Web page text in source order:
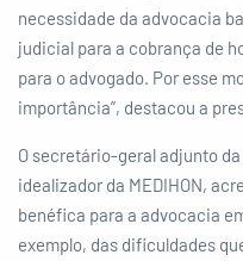
necessidade da advocacia
judicial para a cobrança de
para o advogado. Por esse
importância”, destacou a
O secretário-geral adjunto
idealizador da MEDIHON,
benéfica para a advocacia
exemplo, das dificuldades